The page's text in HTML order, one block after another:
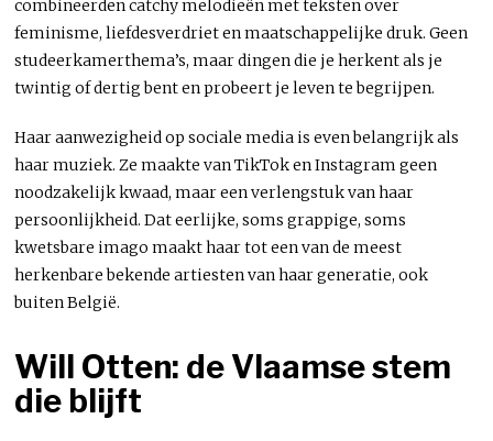
combineerden catchy melodieën met teksten over
feminisme, liefdesverdriet en maatschappelijke druk. Geen
studeerkamerthema’s, maar dingen die je herkent als je
twintig of dertig bent en probeert je leven te begrijpen.
Haar aanwezigheid op sociale media is even belangrijk als
haar muziek. Ze maakte van TikTok en Instagram geen
noodzakelijk kwaad, maar een verlengstuk van haar
persoonlijkheid. Dat eerlijke, soms grappige, soms
kwetsbare imago maakt haar tot een van de meest
herkenbare bekende artiesten van haar generatie, ook
buiten België.
Will Otten: de Vlaamse stem
die blijft